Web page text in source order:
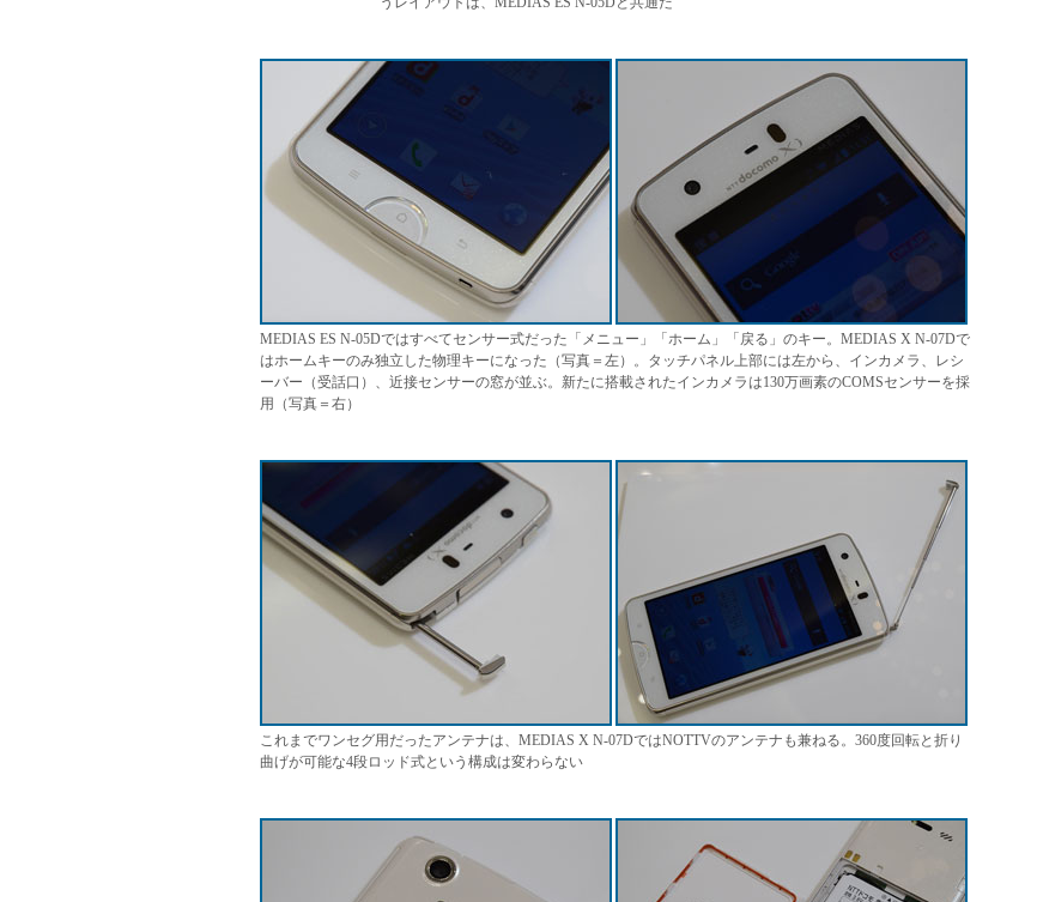
MEDIAS ES N-05Dではすべてセンサー式だった「メニュー」「ホーム」「戻る」のキー。MEDIAS X N-07Dで
はホームキーのみ独立した物理キーになった（写真＝左）。タッチパネル上部には左から、インカメラ、レシ
ーバー（受話口）、近接センサーの窓が並ぶ。新たに搭載されたインカメラは130万画素のCOMSセンサーを採
用（写真＝右）
これまでワンセグ用だったアンテナは、MEDIAS X N-07DではNOTTVのアンテナも兼ねる。360度回転と折り
曲げが可能な4段ロッド式という構成は変わらない